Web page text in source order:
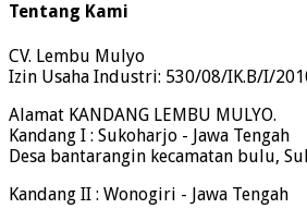
Tentang Kami
CV. Lembu Mulyo
Izin Usaha Industri: 530/08/IK.B/I/
Alamat KANDANG LEMBU MULYO.
Kandang I : Sukoharjo - Jawa Tengah
Desa bantarangin kecamatan bulu,
Kandang II : Wonogiri - Jawa Tengah